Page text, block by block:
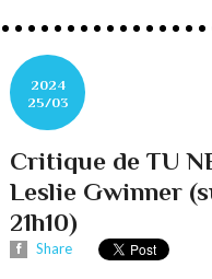
2024
25/03
Critique de TU
Leslie Gwinner
21h10)
Share